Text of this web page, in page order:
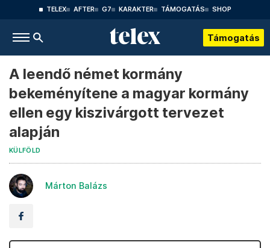
TELEX AFTER G7 KARAKTER TÁMOGATÁS SHOP
Támogatás
A leendő német kormány
bekeményítene a magyar kormány
ellen egy kiszivárgott tervezet
alapján
KÜLFÖLD
Márton Balázs